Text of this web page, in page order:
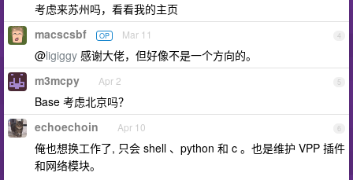
考虑来苏州吗，看看我的主页
4
macscsbf OP Mar 11
@ligiggy 感谢大佬，但好像不是一个方向的。
5
m3mcpy Apr 2
Base 考虑北京吗？
6
echoechoin Apr 10
俺也想换工作了, 只会 shell 、python 和 c 。也是维护 VPP 插件
和网络模块。